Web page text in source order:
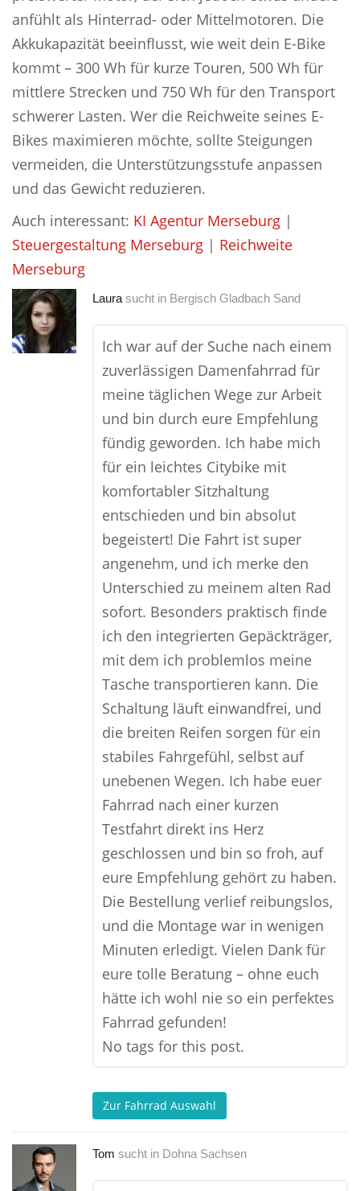
anfühlt als Hinterrad- oder Mittelmotoren. Die
Akkukapazität beeinflusst, wie weit dein E-Bike
kommt – 300 Wh für kurze Touren, 500 Wh für
mittlere Strecken und 750 Wh für den Transport
schwerer Lasten. Wer die Reichweite seines E-
Bikes maximieren möchte, sollte Steigungen
vermeiden, die Unterstützungsstufe anpassen
und das Gewicht reduzieren.
Auch interessant: KI Agentur Merseburg |
Steuergestaltung Merseburg | Reichweite
Merseburg
Laura sucht in Bergisch Gladbach Sand
Ich war auf der Suche nach einem
zuverlässigen Damenfahrrad für
meine täglichen Wege zur Arbeit
und bin durch eure Empfehlung
fündig geworden. Ich habe mich
für ein leichtes Citybike mit
komfortabler Sitzhaltung
entschieden und bin absolut
begeistert! Die Fahrt ist super
angenehm, und ich merke den
Unterschied zu meinem alten Rad
sofort. Besonders praktisch finde
ich den integrierten Gepäckträger,
mit dem ich problemlos meine
Tasche transportieren kann. Die
Schaltung läuft einwandfrei, und
die breiten Reifen sorgen für ein
stabiles Fahrgefühl, selbst auf
unebenen Wegen. Ich habe euer
Fahrrad nach einer kurzen
Testfahrt direkt ins Herz
geschlossen und bin so froh, auf
eure Empfehlung gehört zu haben.
Die Bestellung verlief reibungslos,
und die Montage war in wenigen
Minuten erledigt. Vielen Dank für
eure tolle Beratung – ohne euch
hätte ich wohl nie so ein perfektes
Fahrrad gefunden!
No tags for this post.
Zur Fahrrad Auswahl
Tom sucht in Dohna Sachsen